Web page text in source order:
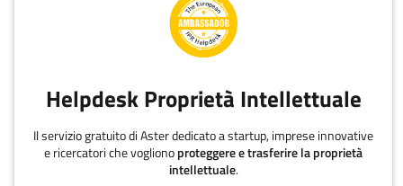
Helpdesk Proprietà Intellettuale
Il servizio gratuito di Aster dedicato a startup, imprese innovative
e ricercatori che voglionoproteggere e trasferire la proprietà
intellettuale.